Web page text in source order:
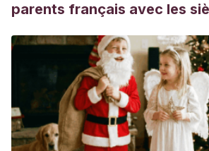
parents français avec les